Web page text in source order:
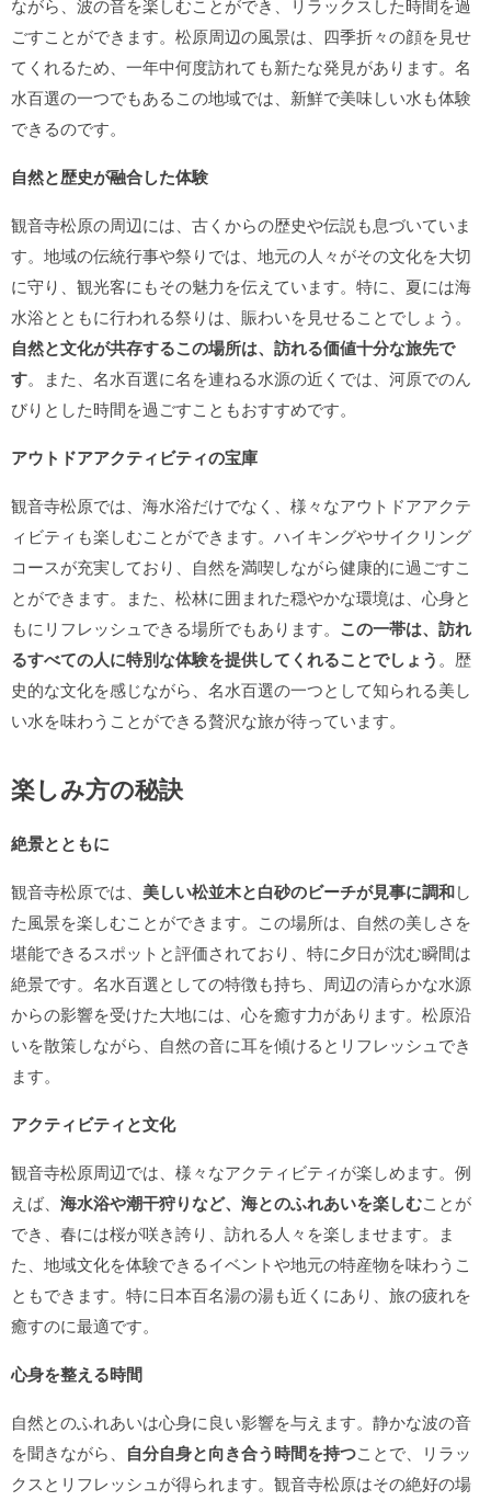
ながら、波の音を楽しむことができ、リラックスした時間を過
ごすことができます。松原周辺の風景は、四季折々の顔を見せ
てくれるため、一年中何度訪れても新たな発見があります。名
水百選の一つでもあるこの地域では、新鮮で美味しい水も体験
できるのです。
自然と歴史が融合した体験
観音寺松原の周辺には、古くからの歴史や伝説も息づいていま
す。地域の伝統行事や祭りでは、地元の人々がその文化を大切
に守り、観光客にもその魅力を伝えています。特に、夏には海
水浴とともに行われる祭りは、賑わいを見せることでしょう。
自然と文化が共存するこの場所は、訪れる価値十分な旅先で
す。また、名水百選に名を連ねる水源の近くでは、河原でのん
びりとした時間を過ごすこともおすすめです。
アウトドアアクティビティの宝庫
観音寺松原では、海水浴だけでなく、様々なアウトドアアクテ
ィビティも楽しむことができます。ハイキングやサイクリング
コースが充実しており、自然を満喫しながら健康的に過ごすこ
とができます。また、松林に囲まれた穏やかな環境は、心身と
もにリフレッシュできる場所でもあります。 この一帯は、訪れ
るすべての人に特別な体験を提供してくれることでしょう 。歴
史的な文化を感じながら、名水百選の一つとして知られる美し
い水を味わうことができる贅沢な旅が待っています。
楽しみ方の秘訣
絶景とともに
観音寺松原では、 美しい松並木と白砂のビーチが見事に調和し
た風景を楽しむことができます。この場所は、自然の美しさを
堪能できるスポットと評価されており、特に夕日が沈む瞬間は
絶景です。名水百選としての特徴も持ち、周辺の清らかな水源
からの影響を受けた大地には、心を癒す力があります。松原沿
いを散策しながら、自然の音に耳を傾けるとリフレッシュでき
ます。
アクティビティと文化
観音寺松原周辺では、様々なアクティビティが楽しめます。例
えば、 海水浴や潮干狩りなど、海とのふれあいを楽しむことが
でき、春には桜が咲き誇り、訪れる人々を楽しませます。ま
た、地域文化を体験できるイベントや地元の特産物を味わうこ
ともできます。特に日本百名湯の湯も近くにあり、旅の疲れを
癒すのに最適です。
心身を整える時間
自然とのふれあいは心身に良い影響を与えます。静かな波の音
を聞きながら、 自分自身と向き合う時間を持つことで、リラッ
クスとリフレッシュが得られます。観音寺松原はその絶好の場